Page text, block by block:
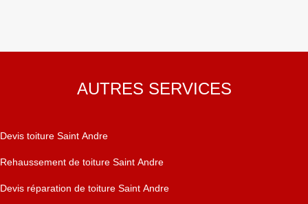
AUTRES SERVICES
Devis toiture Saint Andre
Rehaussement de toiture Saint Andre
Devis réparation de toiture Saint Andre